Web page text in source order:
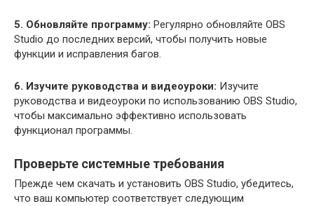
5. Обновляйте программу: Регулярно обновляйте OBS
Studio до последних версий, чтобы получить новые
функции и исправления багов.
6. Изучите руководства и видеоуроки: Изучите
руководства и видеоуроки по использованию OBS Studio,
чтобы максимально эффективно использовать
функционал программы.
Проверьте системные требования
Прежде чем скачать и установить OBS Studio, убедитесь,
что ваш компьютер соответствует следующим